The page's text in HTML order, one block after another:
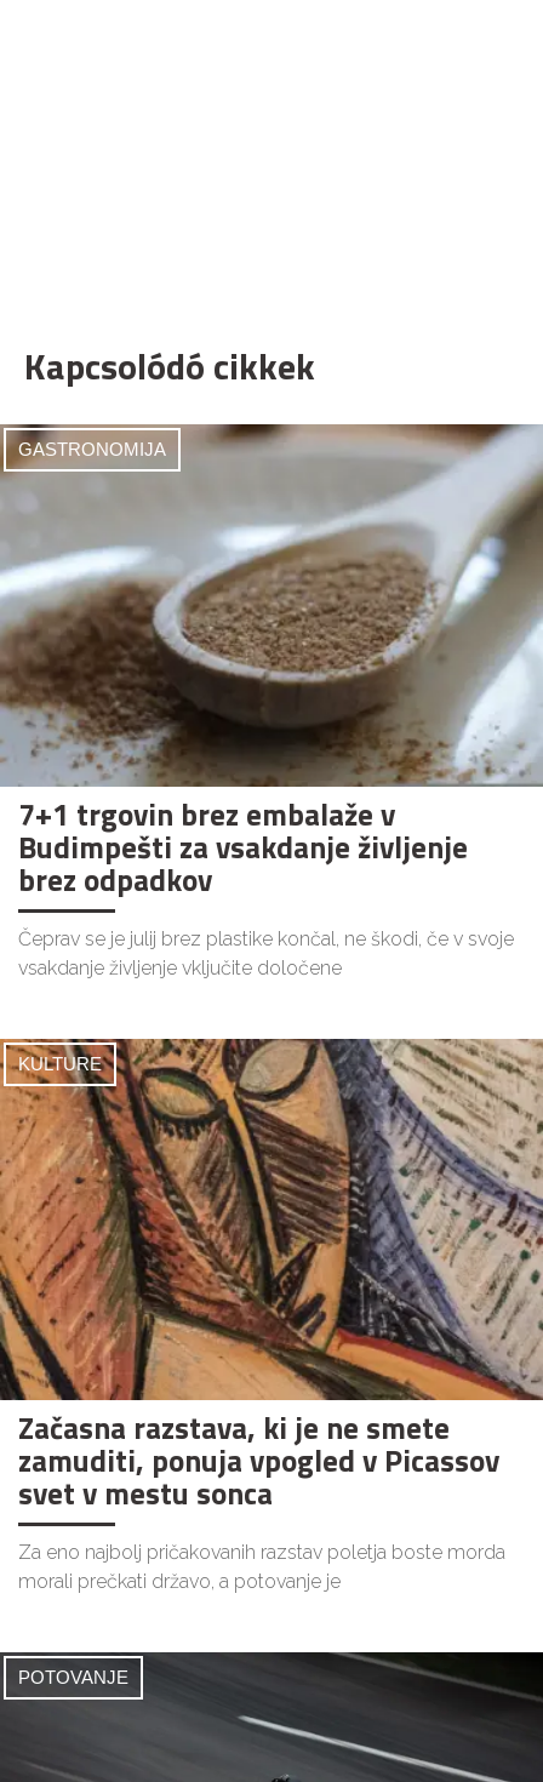
Kapcsolódó cikkek
GASTRONOMIJA
7+1 trgovin brez embalaže v
Budimpešti za vsakdanje življenje
brez odpadkov
Čeprav se je julij brez plastike končal, ne škodi, če v svoje
vsakdanje življenje vključite določene
KULTURE
Začasna razstava, ki je ne smete
zamuditi, ponuja vpogled v Picassov
svet v mestu sonca
Za eno najbolj pričakovanih razstav poletja boste morda
morali prečkati državo, a potovanje je
POTOVANJE